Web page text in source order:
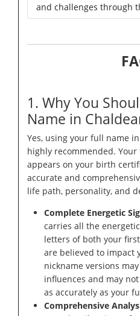
and challenges through
1. Why You
Name in
Yes, using your full name
highly recommended.
appears on your birth
accurate and
life path, personality, and
Complete Energetic
carries all the
letters of both your
are believed to impact
nickname versions
influences and may
as accurately as your
Comprehensive